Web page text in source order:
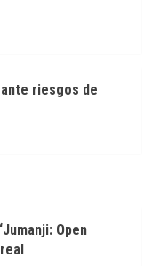
riesgos de
Open